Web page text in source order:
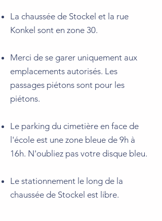
La chaussée de Stockel et la rue
Konkel sont en zone 30.
Merci de se garer uniquement aux
emplacements autorisés. Les
passages piétons sont pour les
piétons.
Le parking du cimetière en face de
l'école est une zone bleue de 9h à
16h. N'oubliez pas votre disque bleu.
Le stationnement le long de la
chaussée de Stockel est libre.